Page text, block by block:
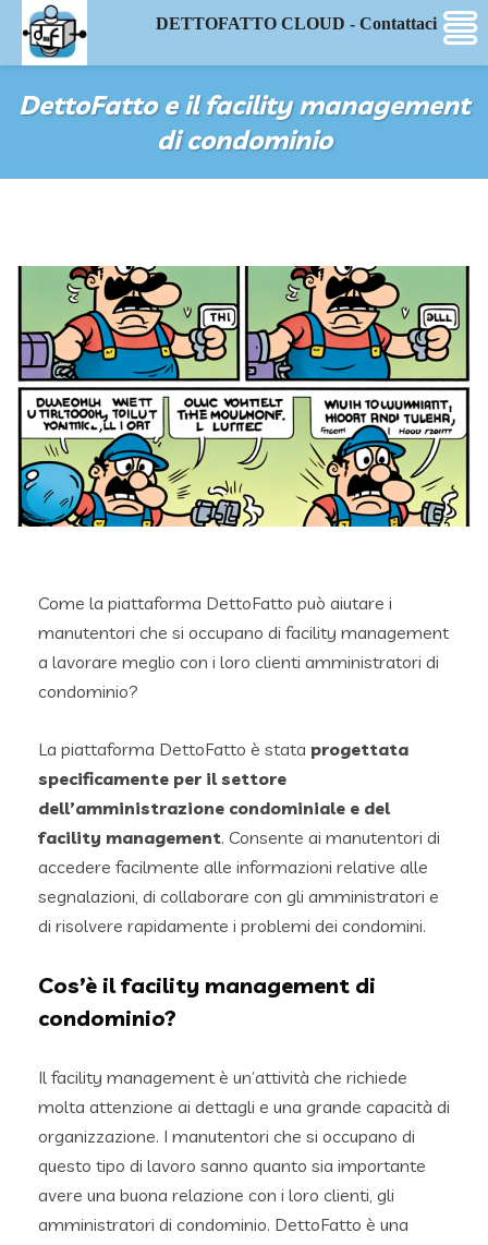
DettoFatto e il facility management
di condominio
Come la piattaforma DettoFatto può aiutare i
manutentori che si occupano di facility management
a lavorare meglio con i loro clienti amministratori di
condominio?
La piattaforma DettoFatto è stata progettata
specificamente per il settore
dell’amministrazione condominiale e del
facility management. Consente ai manutentori di
accedere facilmente alle informazioni relative alle
segnalazioni, di collaborare con gli amministratori e
di risolvere rapidamente i problemi dei condomini.
Cos’è il facility management di
condominio?
Il facility management è un’attività che richiede
molta attenzione ai dettagli e una grande capacità di
organizzazione. I manutentori che si occupano di
questo tipo di lavoro sanno quanto sia importante
avere una buona relazione con i loro clienti, gli
amministratori di condominio. DettoFatto è una
DETTOFATTO CLOUD - Contattaci